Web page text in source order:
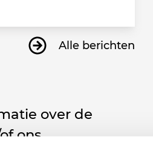
Alle berichten
over de
ons